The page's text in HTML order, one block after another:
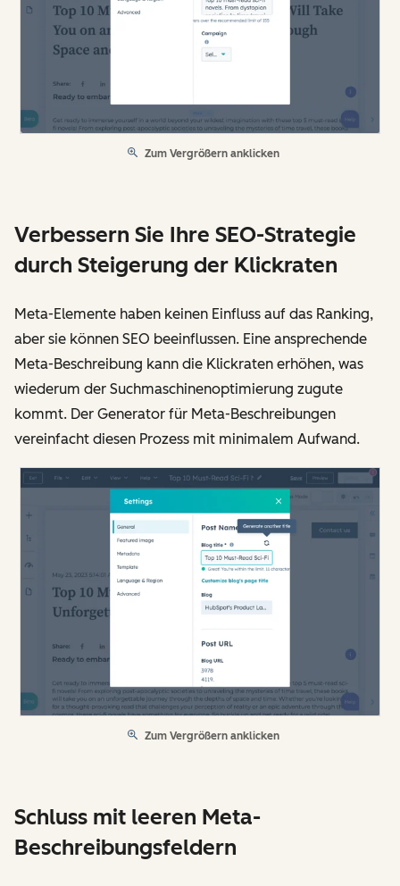
Zum Vergrößern anklicken
Verbessern Sie Ihre SEO-Strategie
durch Steigerung der Klickraten
Meta-Elemente haben keinen Einfluss auf das Ranking,
aber sie können SEO beeinflussen. Eine ansprechende
Meta-Beschreibung kann die Klickraten erhöhen, was
wiederum der Suchmaschinenoptimierung zugute
kommt. Der Generator für Meta-Beschreibungen
vereinfacht diesen Prozess mit minimalem Aufwand.
Zum Vergrößern anklicken
Schluss mit leeren Meta-
Beschreibungsfeldern